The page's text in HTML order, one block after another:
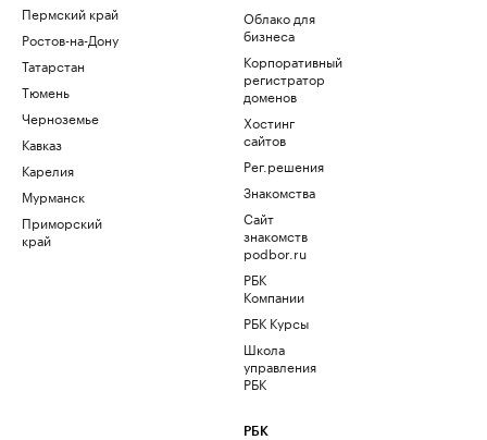
Пермский край
Ростов-на-Дону
Татарстан
Тюмень
Черноземье
Кавказ
Карелия
Мурманск
Приморский
край
Облако для
бизнеса
Корпоративный
регистратор
доменов
Хостинг
сайтов
Рег.решения
Знакомства
Сайт
знакомств
podbor.ru
РБК
Компании
РБК Курсы
Школа
управления
РБК
РБК